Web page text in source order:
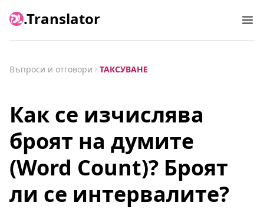
.Translator
Въпроси и отговори ТАКСУВАНЕ
Как се изчислява
броят на думите
(Word Count)? Броят
ли се интервалите?